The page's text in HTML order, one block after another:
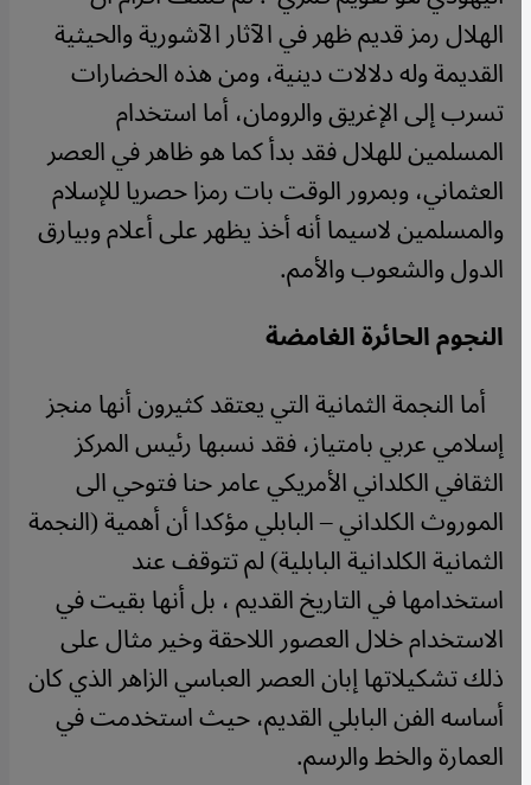
الهلال رمز قديم ظهر في الآثار الآشورية والحيثية
القديمة وله دلالات دينية، ومن هذه الحضارات
تسرب إلى الإغريق والرومان، أما استخدام
المسلمين للهلال فقد بدأ كما هو ظاهر في العصر
العثماني، وبمرور الوقت بات رمزا حصريا للإسلام
والمسلمين لاسيما أنه أخذ يظهر على أعلام وبيارق
الدول والشعوب والأمم.
النجوم الحائرة الغامضة
أما النجمة الثمانية التي يعتقد كثيرون أنها منجز
إسلامي عربي بامتياز، فقد نسبها رئيس المركز
الثقافي الكلداني الأمريكي عامر حنا فتوحي الى
الموروث الكلداني – البابلي مؤكدا أن أهمية (النجمة
الثمانية الكلدانية البابلية) لم تتوقف عند
استخدامها في التاريخ القديم ، بل أنها بقيت في
الاستخدام خلال العصور اللاحقة وخير مثال على
ذلك تشكيلاتها إبان العصر العباسي الزاهر الذي كان
أساسه الفن البابلي القديم، حيث استخدمت في
العمارة والخط والرسم.